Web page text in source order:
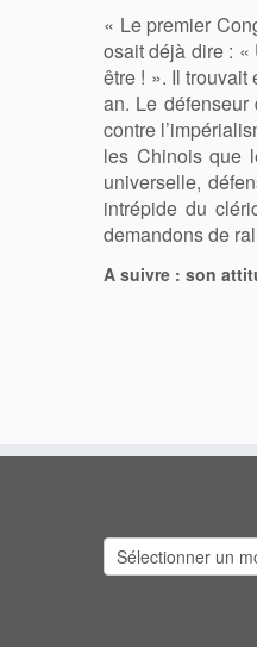
« Le premier
osait déjà dire : «
être ! ». Il trouvait
an. Le
contre
les Chinois que
universelle,
intrépide du
demandons de
A suivre : son
Archives